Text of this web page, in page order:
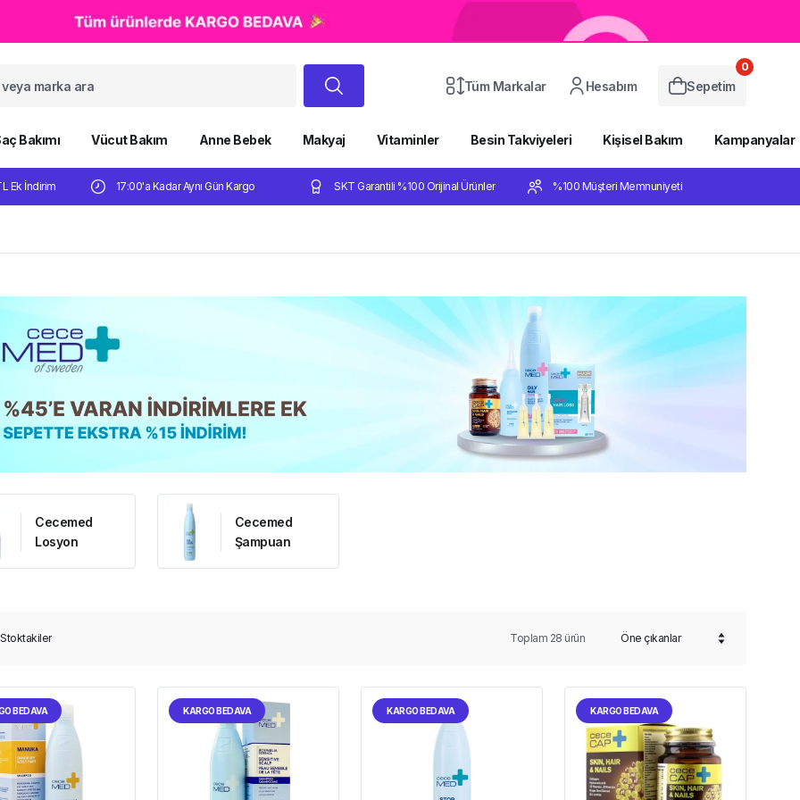
Tüm Markalar Hesabım Sepetim
0
Bakımı Vücut Bakım Anne Bebek Makyaj Vitaminler Besin Takviyeleri Kişisel Bakım Kampanyalar
Ek İndirim 17:00'a Kadar Aynı Gün Kargo SKT Garantili %100 Orijinal Ürünler %100 Müşteri Memnuniyeti
Cecemed
Losyon
Cecemed
Şampuan
Stoktakiler Toplam 28 ürün
BEDAVA KARGO BEDAVA KARGO BEDAVA KARGO BEDAVA